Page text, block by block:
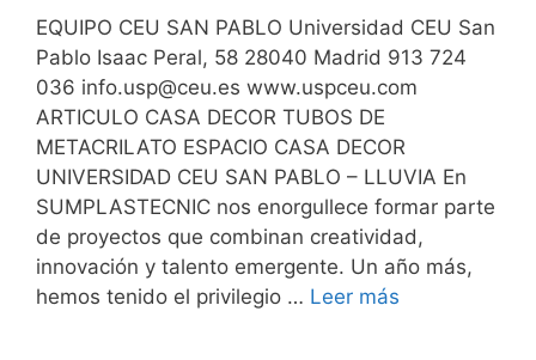
EQUIPO CEU SAN PABLO Universidad CEU San
Pablo Isaac Peral, 58 28040 Madrid 913 724
036 info.usp@ceu.es www.uspceu.com
ARTICULO CASA DECOR TUBOS DE
METACRILATO ESPACIO CASA DECOR
UNIVERSIDAD CEU SAN PABLO – LLUVIA En
SUMPLASTECNIC nos enorgullece formar parte
de proyectos que combinan creatividad,
innovación y talento emergente. Un año más,
hemos tenido el privilegio … Leer más